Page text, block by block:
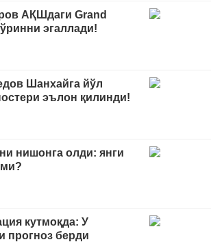
АҚШдаги Grand
эгаллади!
Шанхайга йўл
эълон қилинди!
нишонга олди: янги
кутмоқда: У
прогноз берди